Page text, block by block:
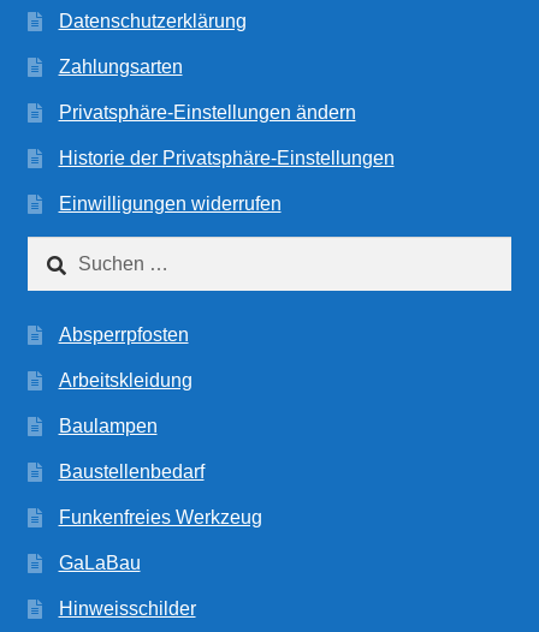
Datenschutzerklärung
Zahlungsarten
Privatsphäre-Einstellungen ändern
Historie der Privatsphäre-Einstellungen
Einwilligungen widerrufen
Suchen
nach:
Absperrpfosten
Arbeitskleidung
Baulampen
Baustellenbedarf
Funkenfreies Werkzeug
GaLaBau
Hinweisschilder